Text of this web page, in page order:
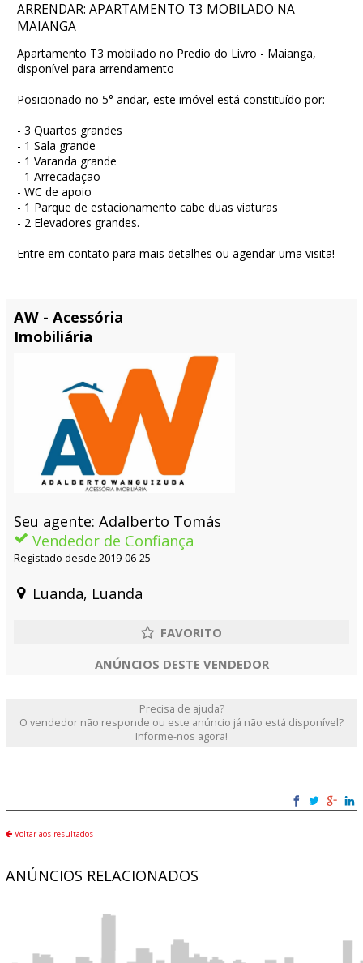
ARRENDAR: APARTAMENTO T3 MOBILADO NA
MAIANGA
Apartamento T3 mobilado no Predio do Livro - Maianga,
disponível para arrendamento
Posicionado no 5° andar, este imóvel está constituído por:
- 3 Quartos grandes
- 1 Sala grande
- 1 Varanda grande
- 1 Arrecadação
- WC de apoio
- 1 Parque de estacionamento cabe duas viaturas
- 2 Elevadores grandes.
Entre em contato para mais detalhes ou agendar uma visita!
AW - Acessória
Imobiliária
Seu agente: Adalberto Tomás
Vendedor de Confiança
Registado desde 2019-06-25
Luanda, Luanda
ANÚNCIOS DESTE VENDEDOR
Precisa de ajuda?
O vendedor não responde ou este anúncio já não está disponível?
Informe-nos agora!
Voltar aos resultados
ANÚNCIOS RELACIONADOS